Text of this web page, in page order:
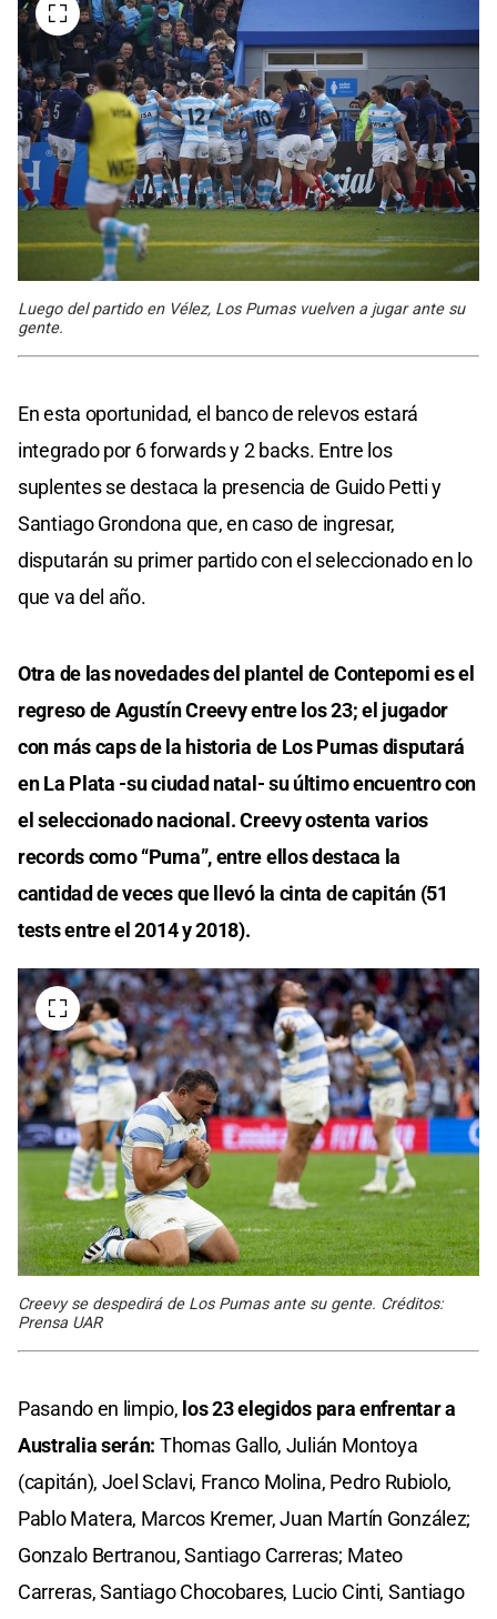
Luego del partido en Vélez, Los Pumas vuelven a jugar ante su
gente.
En esta oportunidad, el banco de relevos estará
integrado por 6 forwards y 2 backs. Entre los
suplentes se destaca la presencia de Guido Petti y
Santiago Grondona que, en caso de ingresar,
disputarán su primer partido con el seleccionado en lo
que va del año.
Otra de las novedades del plantel de Contepomi es el
regreso de Agustín Creevy entre los 23; el jugador
con más caps de la historia de Los Pumas disputará
en La Plata -su ciudad natal- su último encuentro con
el seleccionado nacional. Creevy ostenta varios
records como “Puma”, entre ellos destaca la
cantidad de veces que llevó la cinta de capitán (51
tests entre el 2014 y 2018).
Creevy se despedirá de Los Pumas ante su gente. Créditos:
Prensa UAR
Pasando en limpio, los 23 elegidos para enfrentar a
Australia serán: Thomas Gallo, Julián Montoya
(capitán), Joel Sclavi, Franco Molina, Pedro Rubiolo,
Pablo Matera, Marcos Kremer, Juan Martín González;
Gonzalo Bertranou, Santiago Carreras; Mateo
Carreras, Santiago Chocobares, Lucio Cinti, Santiago